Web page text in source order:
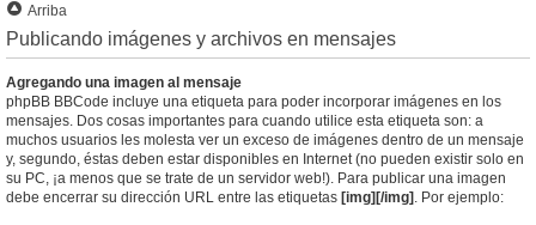
Arriba
Publicando imágenes y archivos en mensajes
Agregando una imagen al mensaje
phpBB BBCode incluye una etiqueta para poder incorporar imágenes en los
mensajes. Dos cosas importantes para cuando utilice esta etiqueta son: a
muchos usuarios les molesta ver un exceso de imágenes dentro de un mensaje
y, segundo, éstas deben estar disponibles en Internet (no pueden existir solo en
su PC, ¡a menos que se trate de un servidor web!). Para publicar una imagen
debe encerrar su dirección URL entre las etiquetas [img][/img] . Por ejemplo: